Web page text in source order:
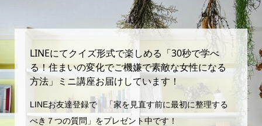
LINEにてクイズ形式で楽しめる「30秒で学べ
る！住まいの変化でご機嫌で素敵な女性になる
方法」ミニ講座お届けしています！
LINEお友達登録で 「家を見直す前に最初に整理する
べき７つの質問」をプレゼント中です！